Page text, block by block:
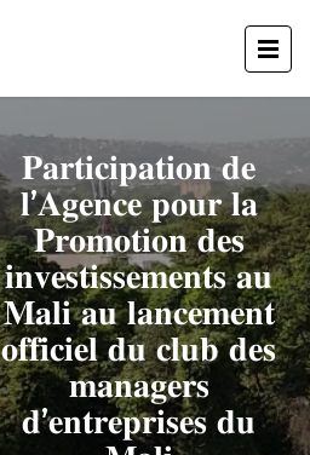
𝐏𝐚𝐫𝐭𝐢𝐜𝐢𝐩𝐚𝐭𝐢𝐨𝐧 𝐝𝐞
𝐥’𝐀𝐠𝐞𝐧𝐜𝐞 𝐩𝐨𝐮𝐫 𝐥𝐚
𝐏𝐫𝐨𝐦𝐨𝐭𝐢𝐨𝐧 𝐝𝐞𝐬
𝐢𝐧𝐯𝐞𝐬𝐭𝐢𝐬𝐬𝐞𝐦𝐞𝐧𝐭𝐬 𝐚𝐮
𝐌𝐚𝐥𝐢 𝐚𝐮 𝐥𝐚𝐧𝐜𝐞𝐦𝐞𝐧𝐭
𝐨𝐟𝐟𝐢𝐜𝐢𝐞𝐥 𝐝𝐮 𝐜𝐥𝐮𝐛 𝐝𝐞𝐬
𝐦𝐚𝐧𝐚𝐠𝐞𝐫𝐬
𝐝’𝐞𝐧𝐭𝐫𝐞𝐩𝐫𝐢𝐬𝐞𝐬 𝐝𝐮